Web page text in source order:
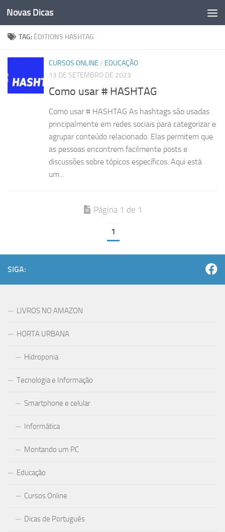
Skip to content
Novas Dicas
TAG: ÉDITIONS HASHTAG
CURSOS ONLINE / EDUCAÇÃO
13 DE SETEMBRO DE 2023
Como usar # HASHTAG
Como usar # HASHTAG As hashtags são usadas
principalmente em redes sociais para categorizar e
agrupar conteúdo relacionado. Elas permitem que
as pessoas encontrem facilmente posts e
discussões sobre tópicos específicos. Aqui está
um...
Página 1 de 1
1
SIGA:
LIVROS NO AMAZON
HORTA URBANA
Hidroponia
Tecnologia e Informação
Smartphone e celular
Informática
Montando um PC
Educação
Cursos Online
Dicas de Português